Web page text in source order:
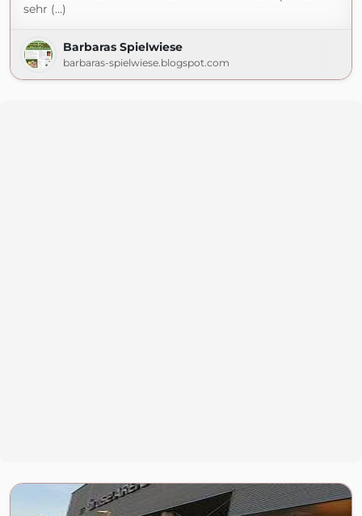
sehr (...)
Barbaras Spielwiese
barbaras-spielwiese.blogspot.com